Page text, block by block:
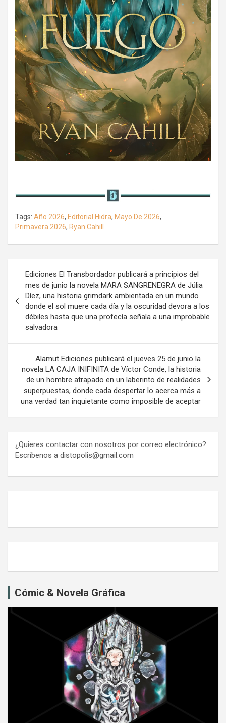
Tags: Año 2026, Editorial Hidra, Mayo De 2026,
Primavera 2026, Ryan Cahill
entradas
Ediciones El Transbordador publicará a principios del
mes de junio la novela MARA SANGRENEGRA de Júlia
Díez, una historia grimdark ambientada en un mundo
donde el sol muere cada día y la oscuridad devora a los
débiles hasta que una profecía señala a una improbable
salvadora
Alamut Ediciones publicará el jueves 25 de junio la
novela LA CAJA INIFINITA de Víctor Conde, la historia
de un hombre atrapado en un laberinto de realidades
superpuestas, donde cada despertar lo acerca más a
una verdad tan inquietante como imposible de aceptar
¿Quieres contactar con nosotros por correo electrónico?
Escríbenos a distopolis@gmail.com
Cómic & Novela Gráfica